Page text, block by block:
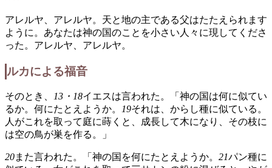
アレルヤ、アレルヤ。天と地の主である父はたたえられます
ように。あなたは神の国のことを小さい人々に現してくださ
った。アレルヤ、アレルヤ。
ルカによる福音
そのとき、 13・18イエスは言われた。「神の国は何に似てい
るか。何にたとえようか。 19それは、からし種に似ている。
人がこれを取って庭に蒔くと、成長して木になり、その枝に
は空の鳥が巣を作る。」
20また言われた。「神の国を何にたとえようか。 21パン種に